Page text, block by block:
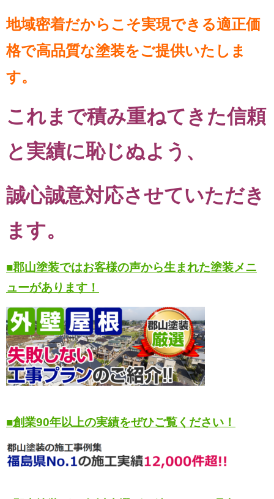
地域密着だからこそ実現できる適正価
格で高品質な塗装をご提供いたしま
す。
これまで積み重ねてきた信頼
と実績に恥じぬよう、
誠心誠意対応させていただき
ます。
■郡山塗装ではお客様の声から生まれた塗装メニ
ューがあります！
■創業90年以上の実績をぜひご覧ください！